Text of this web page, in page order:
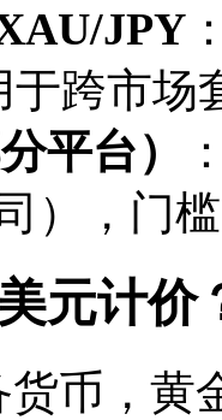
JPY
于跨市场
平台）
），门
元计价
币，黄